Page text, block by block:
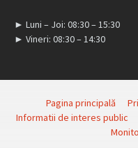
► Luni – Joi: 08:30 – 15:30
► Vineri: 08:30 – 14:30
Pagina principală
Informatii de interes public